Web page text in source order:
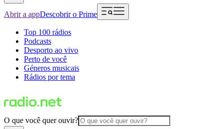
Abrir a appDescobrir o Prime
Top 100 rádios
Podcasts
Desporto ao vivo
Perto de você
Géneros musicais
Rádios por tema
O que você quer ouvir?